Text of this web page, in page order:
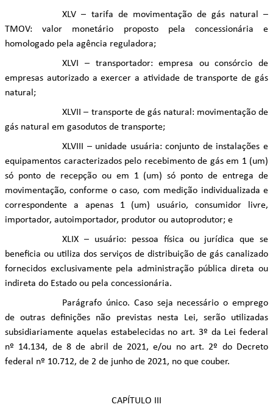
XLV – tarifa de movimentação de gás natural –
TMOV: valor monetário proposto pela concessionária e
homologado pela agência reguladora;
XLVI – transportador: empresa ou consórcio de
empresas autorizado a exercer a atividade de transporte de gás
natural;
XLVII – transporte de gás natural: movimentação de
gás natural em gasodutos de transporte;
XLVIII – unidade usuária: conjunto de instalações e
equipamentos caracterizados pelo recebimento de gás em 1 (um)
só ponto de recepção ou em 1 (um) só ponto de entrega de
movimentação, conforme o caso, com medição individualizada e
correspondente a apenas 1 (um) usuário, consumidor livre,
importador, autoimportador, produtor ou autoprodutor; e
XLIX – usuário: pessoa física ou jurídica que se
beneficia ou utiliza dos serviços de distribuição de gás canalizado
fornecidos exclusivamente pela administração pública direta ou
indireta do Estado ou pela concessionária.
Parágrafo único. Caso seja necessário o emprego
de outras definições não previstas nesta Lei, serão utilizadas
subsidiariamente aquelas estabelecidas no art. 3º da Lei federal
nº 14.134, de 8 de abril de 2021, e/ou no art. 2º do Decreto
federal nº 10.712, de 2 de junho de 2021, no que couber.
CAPÍTULO III